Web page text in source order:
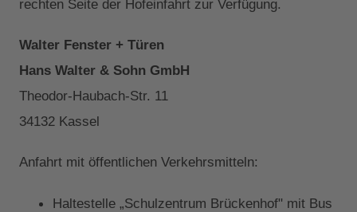
rechten Seite der Hofeinfahrt zur Verfügung.
Walter Fenster + Türen
Hans Walter & Sohn GmbH
Theodor-Haubach-Str. 11
34132 Kassel
Anfahrt mit öffentlichen Verkehrsmitteln:
Haltestelle „Schulzentrum Brückenhof" mit Bus